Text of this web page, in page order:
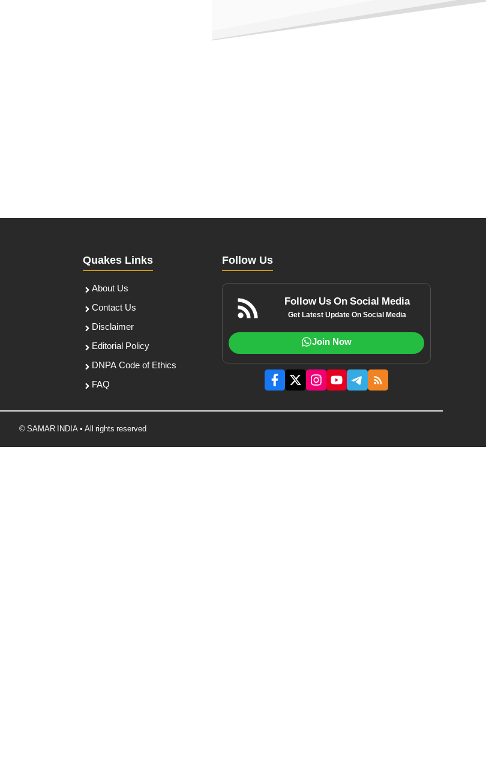
Quakes Links
About Us
Contact Us
Disclaimer
Editorial Policy
DNPA Code of Ethics
FAQ
Follow Us
Follow Us On Social Media
Get Latest Update On Social Media
Join Now
© SAMAR INDIA • All rights reserved